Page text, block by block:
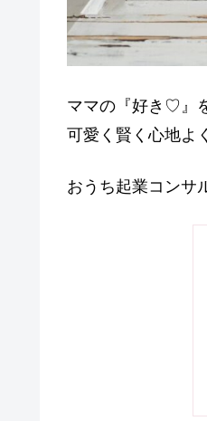
ママの『好き♡』
可愛く賢く心地よ
おうち起業コンサ